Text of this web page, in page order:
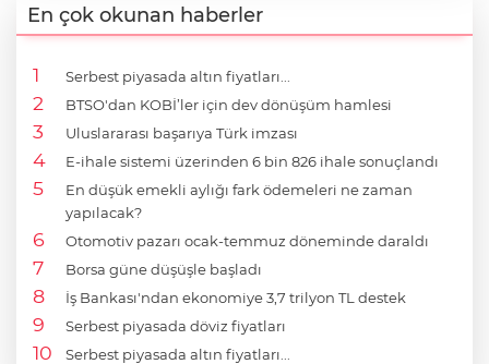
En çok okunan haberler
Serbest piyasada altın fiyatları...
BTSO'dan KOBİ’ler için dev dönüşüm hamlesi
Uluslararası başarıya Türk imzası
E-ihale sistemi üzerinden 6 bin 826 ihale sonuçlandı
En düşük emekli aylığı fark ödemeleri ne zaman
yapılacak?
Otomotiv pazarı ocak-temmuz döneminde daraldı
Borsa güne düşüşle başladı
İş Bankası'ndan ekonomiye 3,7 trilyon TL destek
Serbest piyasada döviz fiyatları
Serbest piyasada altın fiyatları...